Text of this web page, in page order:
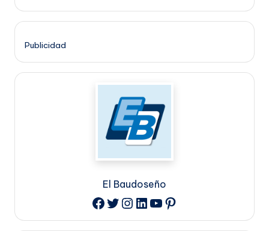
Publicidad
El Baudoseño
Facebook
Twitter
Instagram
LinkedIn
YouTube
Pinterest